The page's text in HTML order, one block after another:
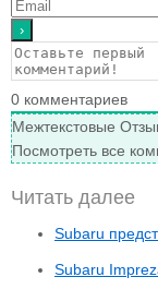
0 комментариев
Межтекстовые
Посмотреть все
Читать далее
Subaru
Subaru